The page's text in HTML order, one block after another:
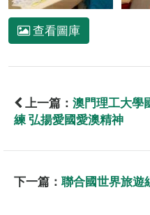
查看圖庫
上一篇： 澳門理工大學
練 弘揚愛國愛澳精神
下一篇： 聯合國世界旅遊